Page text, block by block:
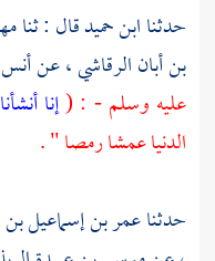
حدثناابن حميدقال : ثنا
بن أبان الرقاشي، عن
عليه وسلم - : (إنا
الدنيا عمشا رمصا " .
حدثناعمر بن إسماعيل بن